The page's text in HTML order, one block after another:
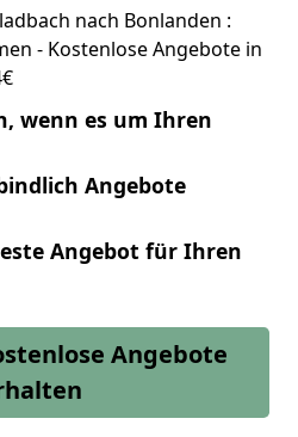
nach Bonlanden :
- Kostenlose Angebote in
wenn es um Ihren
Angebote
Angebot für Ihren
Angebote